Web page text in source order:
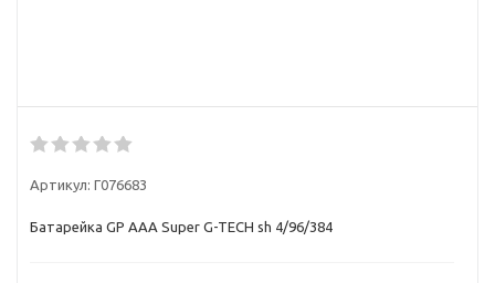
Артикул: Г076683
Батарейка GP AAA Super G-TECH sh 4/96/384